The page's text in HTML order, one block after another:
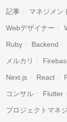
記事 マネジメン
Webデザイナー
Ruby Backend
メルカリ
Next.js React
コンサル Flutter
プロジェクトマネ